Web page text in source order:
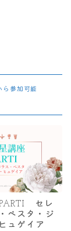
参加可能
セレ
ベスタ・ジ
ュゲイア